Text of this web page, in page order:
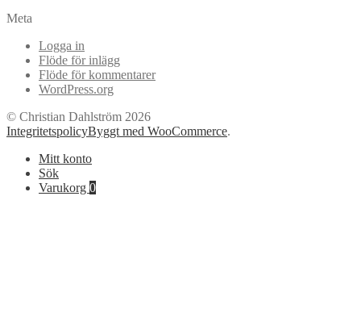
Meta
Logga in
Flöde för inlägg
Flöde för kommentarer
WordPress.org
© Christian Dahlström 2026
IntegritetspolicyByggt med WooCommerce.
Mitt konto
Sök
Varukorg 0